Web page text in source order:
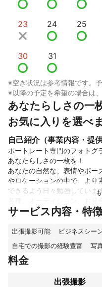
23 24 25
30 31
※空き状況は参考情報です。
※以降の予定を希望の場合は
あなたらしさの一
お気に入りを選べま
自己紹介（事業内容・提
ポートレート専門のフォトグ
あなたらしさの一枚を！
あなたの自然な、表情やポー
やロケーションの中で、より
できるよう日々勉強していま
ールなど、それぞれ使い道に
撮影は100カット程度の撮影
其の他プリントに加工も可能
meets more様からのプロフ
サービス内容・特
出張撮影可能
ビジネスシー
自宅での撮影の経験豊富
写
料金
出張撮影